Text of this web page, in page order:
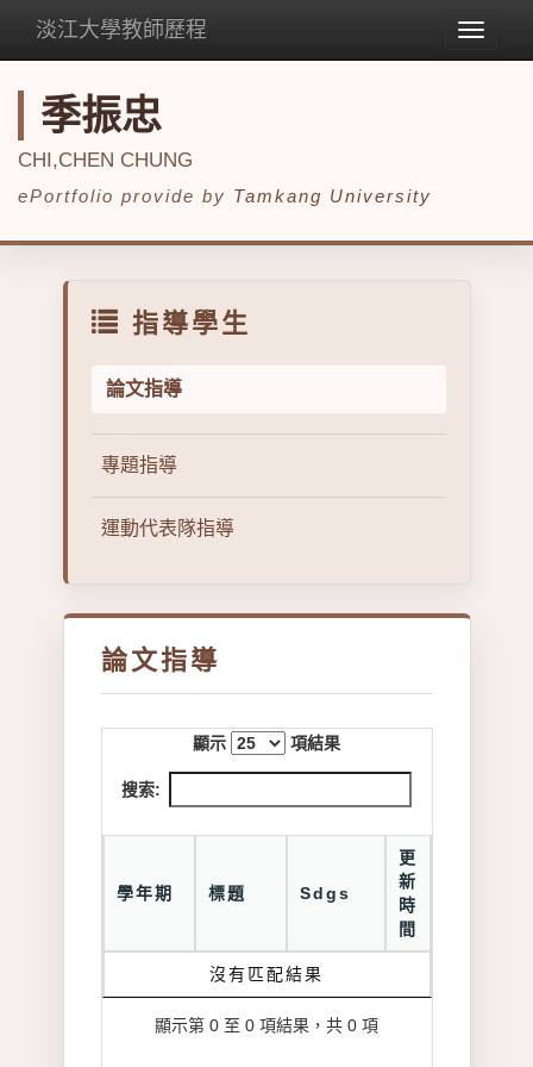
Toggle
淡江大學教師歷程
季振忠
CHI,CHEN CHUNG
ePortfolio provide by Tamkang University
指導學生
論文指導
專題指導
運動代表隊指導
論文指導
顯示 項結果
搜索:
學年期 標題 Sdgs
更
新
時
間
沒有匹配結果
顯示第 0 至 0 項結果，共 0 項